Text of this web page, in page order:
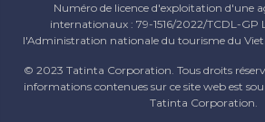
Numéro de licence d'exploitation d'une
internationaux : 79-1516/2022/TCDL-GP
l'Administration nationale du tourisme du
© 2023 Tatinta Corporation. Tous droits
informations contenues sur ce site web est
Tatinta Corporation.